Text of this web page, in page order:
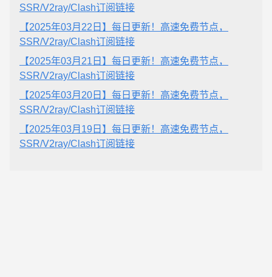
SSR/V2ray/Clash订阅链接
【2025年03月22日】每日更新！高速免费节点，
SSR/V2ray/Clash订阅链接
【2025年03月21日】每日更新！高速免费节点，
SSR/V2ray/Clash订阅链接
【2025年03月20日】每日更新！高速免费节点，
SSR/V2ray/Clash订阅链接
【2025年03月19日】每日更新！高速免费节点，
SSR/V2ray/Clash订阅链接